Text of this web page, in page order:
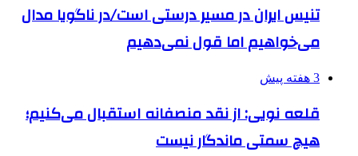
تنیس ایران در مسیر درستی است/در ناگویا مدال
می‌خواهیم اما قول نمی‌دهیم
3 هفته پیش
قلعه نویی: از نقد منصفانه استقبال می‌کنیم؛
هیچ سمتی ماندگار نیست